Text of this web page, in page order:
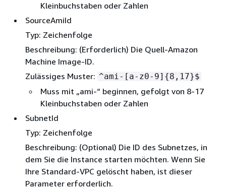
Kleinbuchstaben oder Zahlen
SourceAmiId
Typ: Zeichenfolge
Beschreibung: (Erforderlich) Die Quell-Amazon
Machine Image-ID.
Zulässiges Muster: ^ami-[a-z0-9] {8,17}$
Muss mit „ami-“ beginnen, gefolgt von 8-17
Kleinbuchstaben oder Zahlen
SubnetId
Typ: Zeichenfolge
Beschreibung: (Optional) Die ID des Subnetzes, in
dem Sie die Instance starten möchten. Wenn Sie
Ihre Standard-VPC gelöscht haben, ist dieser
Parameter erforderlich.